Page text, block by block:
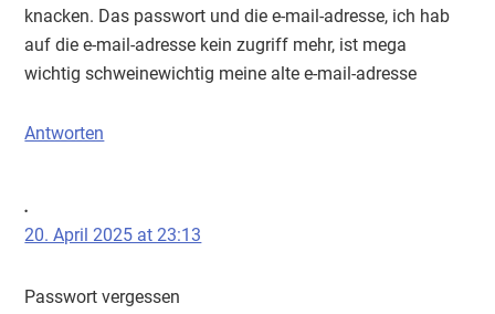
knacken. Das passwort und die e-mail-adresse, ich hab
auf die e-mail-adresse kein zugriff mehr, ist mega
wichtig schweinewichtig meine alte e-mail-adresse
Antworten
.
20. April 2025 at 23:13
Passwort vergessen